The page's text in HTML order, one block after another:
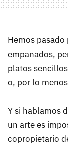
Hemos
empanados,
platos
o, por lo
Y si hablamos
un arte es
copropietario